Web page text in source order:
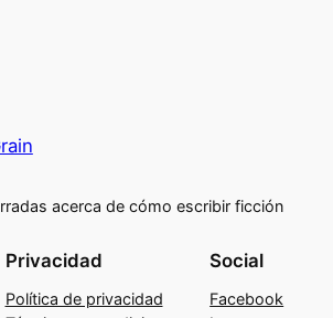
acerca de cómo escribir ficción
Privacidad
Política de privacidad
Social
Facebook